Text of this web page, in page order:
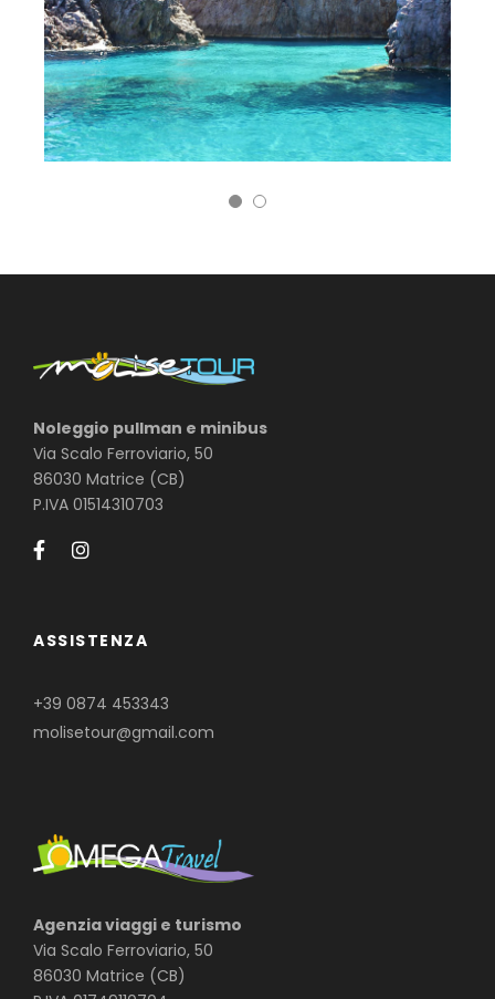
Noleggio pullman e minibus
Via Scalo Ferroviario, 50
86030 Matrice (CB)
P.IVA 01514310703
ASSISTENZA
+39 0874 453343
molisetour@gmail.com
Agenzia viaggi e turismo
Via Scalo Ferroviario, 50
86030 Matrice (CB)